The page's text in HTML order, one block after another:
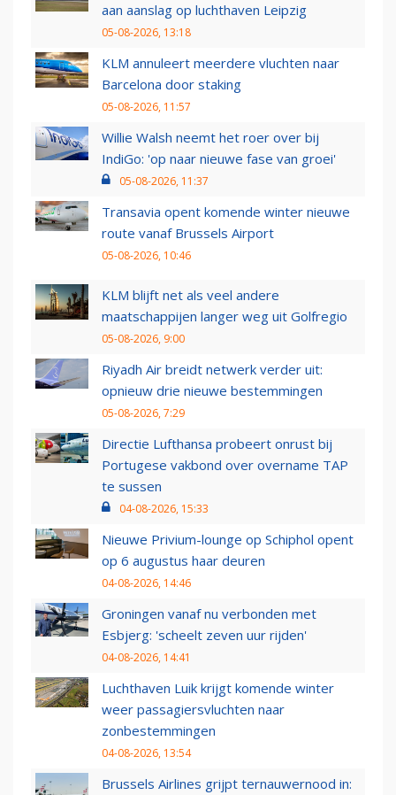
aan aanslag op luchthaven Leipzig
05-08-2026, 13:18
KLM annuleert meerdere vluchten naar
Barcelona door staking
05-08-2026, 11:57
Willie Walsh neemt het roer over bij
IndiGo: 'op naar nieuwe fase van groei'
05-08-2026, 11:37
Transavia opent komende winter nieuwe
route vanaf Brussels Airport
05-08-2026, 10:46
KLM blijft net als veel andere
maatschappijen langer weg uit Golfregio
05-08-2026, 9:00
Riyadh Air breidt netwerk verder uit:
opnieuw drie nieuwe bestemmingen
05-08-2026, 7:29
Directie Lufthansa probeert onrust bij
Portugese vakbond over overname TAP
te sussen
04-08-2026, 15:33
Nieuwe Privium-lounge op Schiphol opent
op 6 augustus haar deuren
04-08-2026, 14:46
Groningen vanaf nu verbonden met
Esbjerg: 'scheelt zeven uur rijden'
04-08-2026, 14:41
Luchthaven Luik krijgt komende winter
weer passagiersvluchten naar
zonbestemmingen
04-08-2026, 13:54
Brussels Airlines grijpt ternauwernood in: